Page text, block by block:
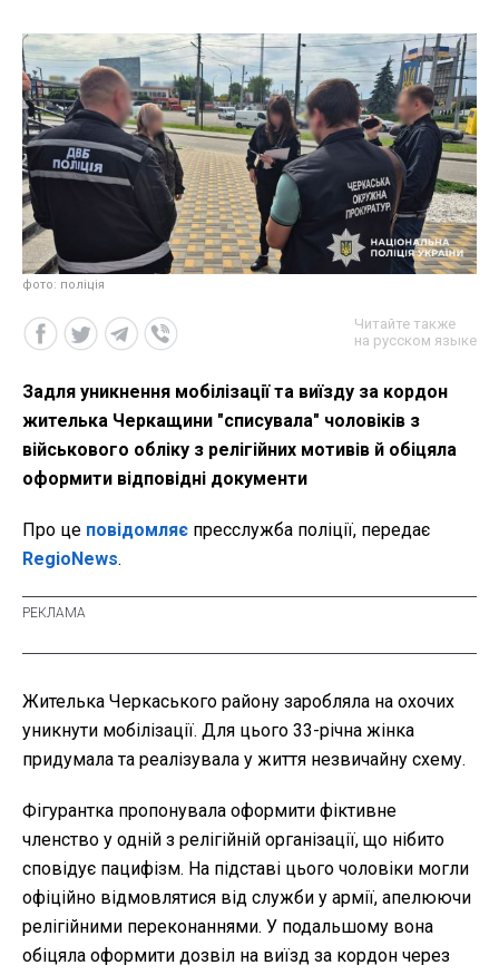
фото: поліція
Читайте также
на русском языке
Задля уникнення мобілізації та виїзду за кордон
жителька Черкащини "списувала" чоловіків з
військового обліку з релігійних мотивів й обіцяла
оформити відповідні документи
Про це повідомляє пресслужба поліції, передає
RegioNews.
Жителька Черкаського району заробляла на охочих
уникнути мобілізації. Для цього 33-річна жінка
придумала та реалізувала у життя незвичайну схему.
Фігурантка пропонувала оформити фіктивне
членство у одній з релігійній організації, що нібито
сповідує пацифізм. На підставі цього чоловіки могли
офіційно відмовлятися від служби у армії, апелюючи
релігійними переконаннями. У подальшому вона
обіцяла оформити дозвіл на виїзд за кордон через